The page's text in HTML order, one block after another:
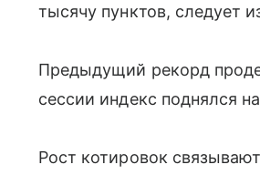
тысячу пунктов, следует
Предыдущий рекорд
сессии индекс поднялся
Рост котировок